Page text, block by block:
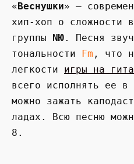
« Веснушки» —
хип-хоп о сложности
группы
NЮ. Песня
тональности
Fm , что
легкости игры на
всего исполнять ее в
можно зажать
ладах. Всю песню
8.